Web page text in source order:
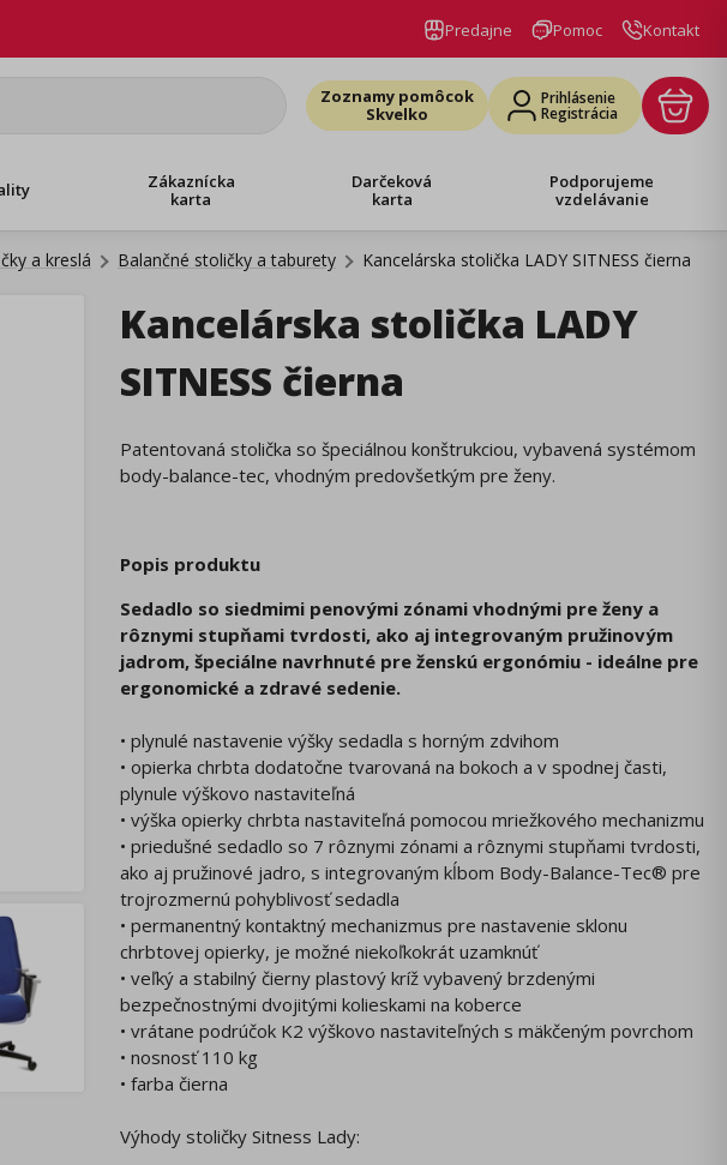
Predajne Pomoc Kontakt
Zoznamy pomôcok
Skvelko
Prihlásenie
Registrácia
Zákaznícka
karta
Darčeková
karta
Podporujeme
vzdelávanie
a kreslá Balančné stoličky a taburety Kancelárska stolička LADY SITNESS čierna
Kancelárska stolička LADY
SITNESS čierna
Patentovaná stolička so špeciálnou konštrukciou, vybavená systémom
body-balance-tec, vhodným predovšetkým pre ženy.
Popis produktu
Sedadlo so siedmimi penovými zónami vhodnými pre ženy a
rôznymi stupňami tvrdosti, ako aj integrovaným pružinovým
jadrom, špeciálne navrhnuté pre ženskú ergonómiu - ideálne pre
ergonomické a zdravé sedenie.
• plynulé nastavenie výšky sedadla s horným zdvihom
• opierka chrbta dodatočne tvarovaná na bokoch a v spodnej časti,
plynule výškovo nastaviteľná
• výška opierky chrbta nastaviteľná pomocou mriežkového mechanizmu
• priedušné sedadlo so 7 rôznymi zónami a rôznymi stupňami tvrdosti,
ako aj pružinové jadro, s integrovaným kĺbom Body-Balance-Tec® pre
trojrozmernú pohyblivosť sedadla
• permanentný kontaktný mechanizmus pre nastavenie sklonu
chrbtovej opierky, je možné niekoľkokrát uzamknúť
• veľký a stabilný čierny plastový kríž vybavený brzdenými
bezpečnostnými dvojitými kolieskami na koberce
• vrátane podrúčok K2 výškovo nastaviteľných s mäkčeným povrchom
• nosnosť 110 kg
• farba čierna
Výhody stoličky Sitness Lady: